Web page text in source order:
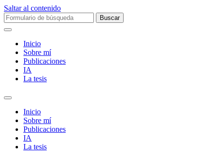
Saltar al contenido
Buscar:
Inicio
Sobre mí­
Publicaciones
IA
La tesis
Alternar
campo
búsqueda
Inicio
Sobre mí­
Publicaciones
IA
La tesis